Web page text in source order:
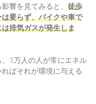
響を見てみると、 徒歩
要らず、バイクや車で
排気ガスが発生しま
1万人の人が常にエネル
ばそれが環境に与える